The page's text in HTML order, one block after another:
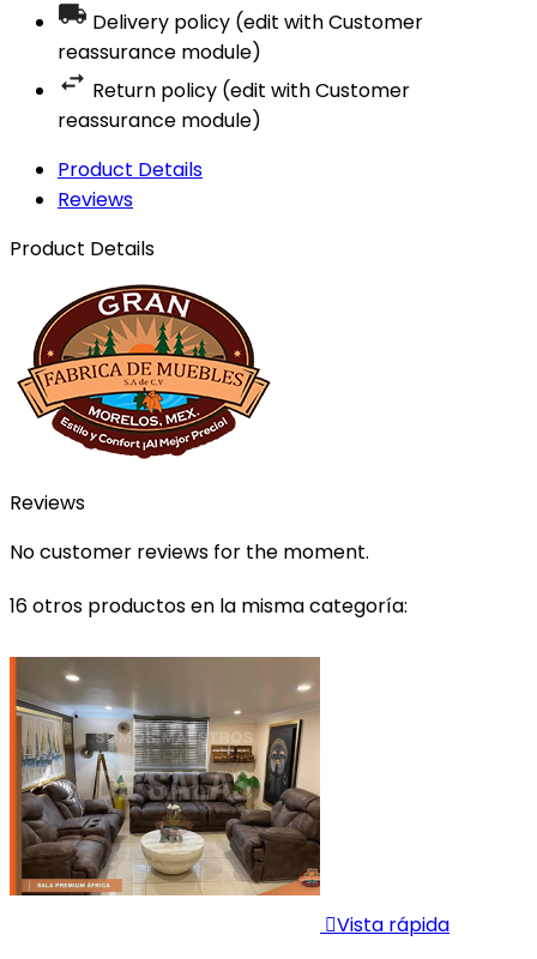
Delivery policy (edit with Customer
reassurance module)
Return policy (edit with Customer
reassurance module)
Product Details
Reviews
Product Details
Reviews
No customer reviews for the moment.
16 otros productos en la misma categoría:
Vista rápida